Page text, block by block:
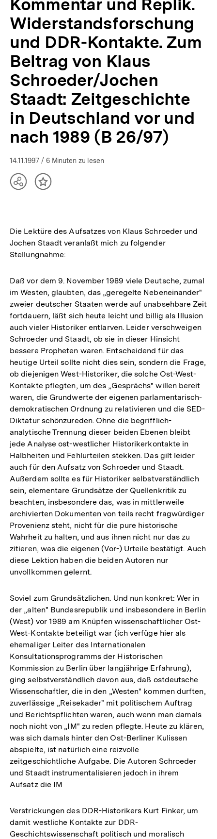
nach
1989
APuZ
38/1997
bpb.de
Kommentar und Replik.
Widerstandsforschung
und DDR-Kontakte. Zum
Beitrag von Klaus
Schroeder/Jochen
Staadt: Zeitgeschichte
in Deutschland vor und
nach 1989 (B 26/97)
14.11.1997 / 6 Minuten zu lesen
TeilenInhalt
Die Lektüre des Aufsatzes von Klaus Schroeder und
Jochen Staadt veranlaßt mich zu folgender
Stellungnahme:
Daß vor dem 9. November 1989 viele Deutsche, zumal
im Westen, glaubten, das „geregelte Nebeneinander"
zweier deutscher Staaten werde auf unabsehbare Zeit
fortdauern, läßt sich heute leicht und billig als Illusion
auch vieler Historiker entlarven. Leider verschweigen
Schroeder und Staadt, ob sie in dieser Hinsicht
bessere Propheten waren. Entscheidend für das
heutige Urteil sollte nicht dies sein, sondern die Frage,
ob diejenigen West-Historiker, die solche Ost-West-
Kontakte pflegten, um des „Gesprächs" willen bereit
waren, die Grundwerte der eigenen parlamentarisch-
demokratischen Ordnung zu relativieren und die SED-
Diktatur schönzureden. Ohne die begrifflich-
analytische Trennung dieser beiden Ebenen bleibt
jede Analyse ost-westlicher Historikerkontakte in
Halbheiten und Fehlurteilen stekken. Das gilt leider
auch für den Aufsatz von Schroeder und Staadt.
Außerdem sollte es für Historiker selbstverständlich
sein, elementare Grundsätze der Quellenkritik zu
beachten, insbesondere das, was in mittlerweile
archivierten Dokumenten von teils recht fragwürdiger
Provenienz steht, nicht für die pure historische
Wahrheit zu halten, und aus ihnen nicht nur das zu
zitieren, was die eigenen (Vor-) Urteile bestätigt. Auch
diese Lektion haben die beiden Autoren nur
unvollkommen gelernt.
Soviel zum Grundsätzlichen. Und nun konkret: Wer in
der „alten" Bundesrepublik und insbesondere in Berlin
(West) vor 1989 am Knüpfen wissenschaftlicher Ost-
West-Kontakte beteiligt war (ich verfüge hier als
ehemaliger Leiter des Internationalen
Konsultationsprogramms der Historischen
Kommission zu Berlin über langjährige Erfahrung),
ging selbstverständlich davon aus, daß ostdeutsche
Wissenschaftler, die in den „Westen" kommen durften,
zuverlässige „Reisekader" mit politischem Auftrag
und Berichtspflichten waren, auch wenn man damals
noch nicht von „IM" zu reden pflegte. Heute zu klären,
was sich damals hinter den Ost-Berliner Kulissen
abspielte, ist natürlich eine reizvolle
zeitgeschichtliche Aufgabe. Die Autoren Schroeder
und Staadt instrumentalisieren jedoch in ihrem
Aufsatz die IM
Verstrickungen des DDR-Historikers Kurt Finker, um
damit westliche Kontakte zur DDR-
Geschichtswissenschaft politisch und moralisch